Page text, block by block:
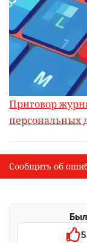
Приговор
персональных
I
Сообщить об
Выделите
5
Сообщить об